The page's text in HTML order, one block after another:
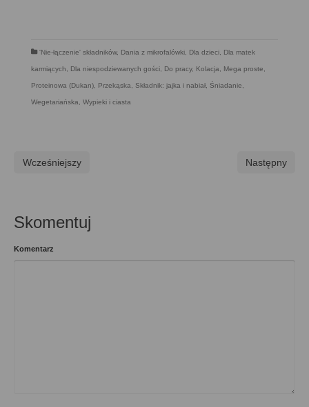
'Nie-łączenie' składników, Dania z mikrofalówki, Dla dzieci, Dla matek
karmiących, Dla niespodziewanych gości, Do pracy, Kolacja, Mega proste,
Proteinowa (Dukan), Przekąska, Składnik: jajka i nabiał, Śniadanie,
Wegetariańska, Wypieki i ciasta
Wcześniejszy Następny
Skomentuj
Komentarz